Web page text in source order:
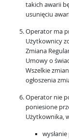
takich awarii
usunięciu
Operator ma
Użytkownicy
Zmiana
Umowy o
Wszelkie
ogłoszenia
Operator nie
poniesione
Użytkownika,